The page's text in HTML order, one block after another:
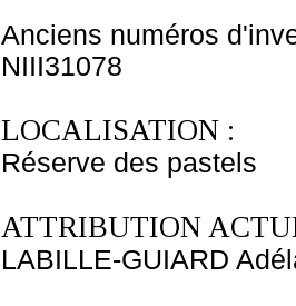
Anciens numéros
NIII31078
LOCALISATION :
Réserve des pastels
ATTRIBUTION
LABILLE-GUIARD